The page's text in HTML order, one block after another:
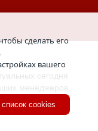
сегодня
менеджеров.
сделать его
вашего
cookies